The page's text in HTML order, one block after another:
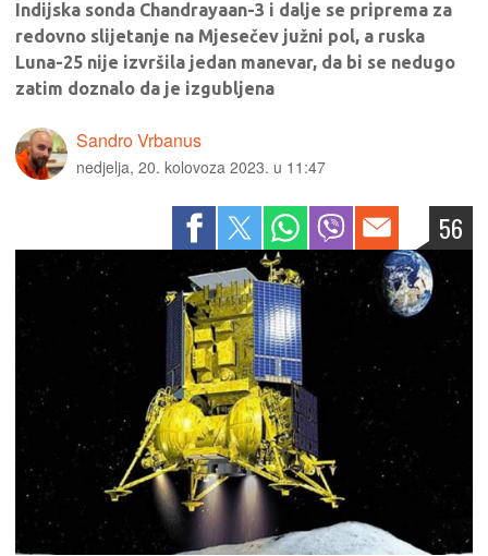
Indijska sonda Chandrayaan-3 i dalje se priprema za
redovno slijetanje na Mjesečev južni pol, a ruska
Luna-25 nije izvršila jedan manevar, da bi se nedugo
zatim doznalo da je izgubljena
Sandro Vrbanus
nedjelja, 20. kolovoza 2023. u 11:47
56